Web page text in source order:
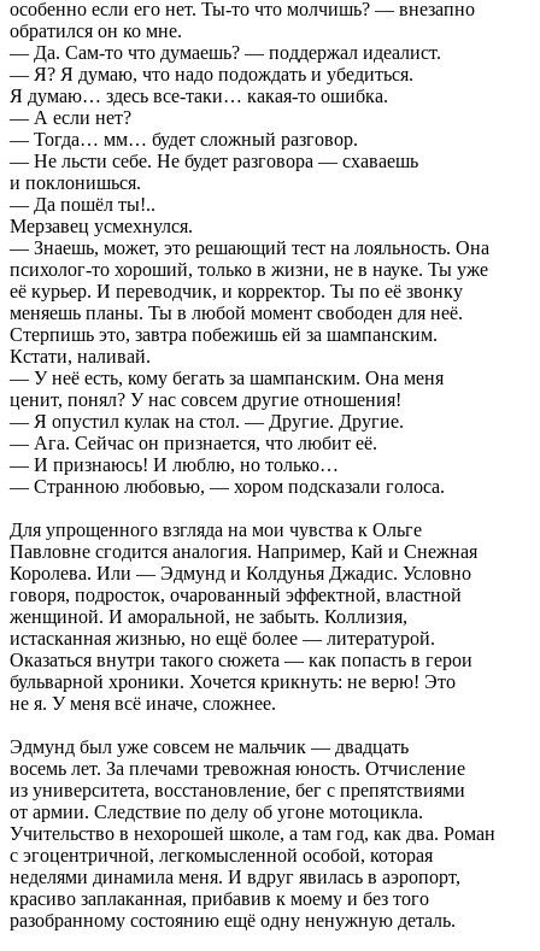
особенно если его нет. Ты-то что молчишь? — внезапно
обратился он ко мне.
— Да. Сам-то что думаешь? — поддержал идеалист.
— Я? Я думаю, что надо подождать и убедиться.
Я думаю… здесь все-таки… какая-то ошибка.
— А если нет?
— Тогда… мм… будет сложный разговор.
— Не льсти себе. Не будет разговора — схаваешь
и поклонишься.
— Да пошёл ты!..
Мерзавец усмехнулся.
— Знаешь, может, это решающий тест на лояльность. Она
психолог-то хороший, только в жизни, не в науке. Ты уже
её курьер. И переводчик, и корректор. Ты по её звонку
меняешь планы. Ты в любой момент свободен для неё.
Стерпишь это, завтра побежишь ей за шампанским.
Кстати, наливай.
— У неё есть, кому бегать за шампанским. Она меня
ценит, понял? У нас совсем другие отношения!
— Я опустил кулак на стол. — Другие. Другие.
— Ага. Сейчас он признается, что любит её.
— И признаюсь! И люблю, но только…
— Странною любовью, — хором подсказали голоса.
Для упрощенного взгляда на мои чувства к Ольге
Павловне сгодится аналогия. Например, Кай и Снежная
Королева. Или — Эдмунд и Колдунья Джадис. Условно
говоря, подросток, очарованный эффектной, властной
женщиной. И аморальной, не забыть. Коллизия,
истасканная жизнью, но ещё более — литературой.
Оказаться внутри такого сюжета — как попасть в герои
бульварной хроники. Хочется крикнуть: не верю! Это
не я. У меня всё иначе, сложнее.
Эдмунд был уже совсем не мальчик — двадцать
восемь лет. За плечами тревожная юность. Отчисление
из университета, восстановление, бег с препятствиями
от армии. Следствие по делу об угоне мотоцикла.
Учительство в нехорошей школе, а там год, как два. Роман
с эгоцентричной, легкомысленной особой, которая
неделями динамила меня. И вдруг явилась в аэропорт,
красиво заплаканная, прибавив к моему и без того
разобранному состоянию ещё одну ненужную деталь.